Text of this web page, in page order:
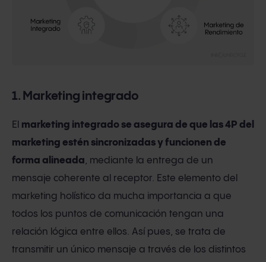
1. Marketing integrado
El marketing integrado se asegura de que las 4P del
marketing estén sincronizadas y funcionen de
forma alineada, mediante la entrega de un
mensaje coherente al receptor. Este elemento del
marketing holístico da mucha importancia a que
todos los puntos de comunicación tengan una
relación lógica entre ellos. Así pues, se trata de
transmitir un único mensaje a través de los distintos